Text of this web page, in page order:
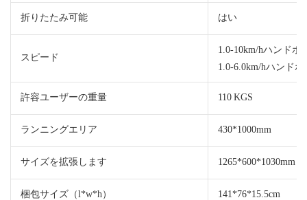
折りたたみ可能 はい
スピード
1.0-10km/hハンドホ
1.0-6.0km/hハンド
許容ユーザーの重量 110 KGS
ランニングエリア 430*1000mm
サイズを拡張します 1265*600*1030mm
梱包サイズ（l*w*h） 141*76*15.5cm